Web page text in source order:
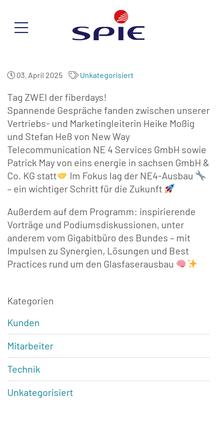
03. April 2025 Unkategorisiert
Tag ZWEI der fiberdays!
Spannende Gespräche fanden zwischen unserer
Vertriebs- und Marketingleiterin Heike Moßig
und Stefan Heß von New Way
Telecommunication NE 4 Services GmbH sowie
Patrick May von eins energie in sachsen GmbH &
Co. KG statt
Im Fokus lag der NE4-Ausbau
– ein wichtiger Schritt für die Zukunft
Außerdem auf dem Programm: inspirierende
Vorträge und Podiumsdiskussionen, unter
anderem vom Gigabitbüro des Bundes – mit
Impulsen zu Synergien, Lösungen und Best
Practices rund um den Glasfaserausbau
Kategorien
Kunden
Mitarbeiter
Technik
Unkategorisiert